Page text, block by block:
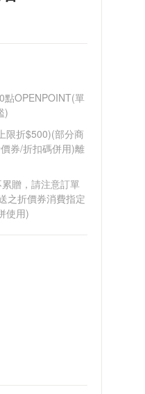
點OPENPOINT(單
)
限折$500)(部分商
券/折扣碼併用)離
贈，請注意訂單
之折價券消費指定
使用)